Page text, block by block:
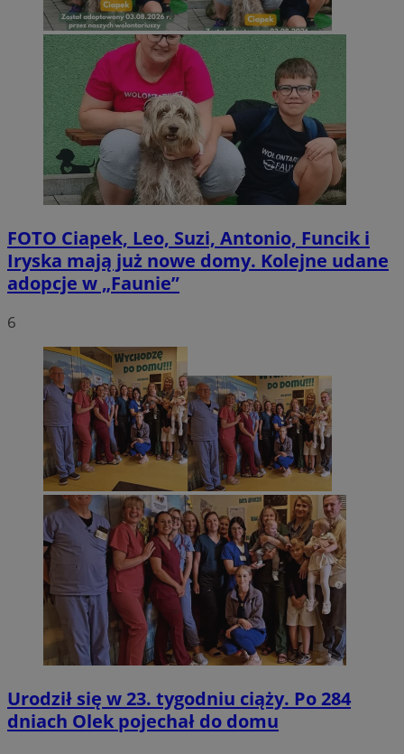
FOTO Ciapek, Leo, Suzi, Antonio, Funcik i
Iryska mają już nowe domy. Kolejne udane
adopcje w „Faunie”
6
Urodził się w 23. tygodniu ciąży. Po 284
dniach Olek pojechał do domu